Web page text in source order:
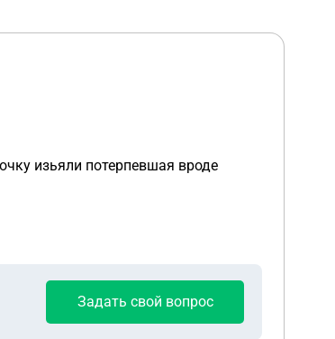
изьяли потерпевшая вроде
Задать свой вопрос